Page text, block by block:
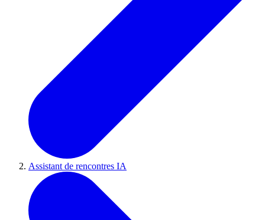
Assistant de rencontres IA